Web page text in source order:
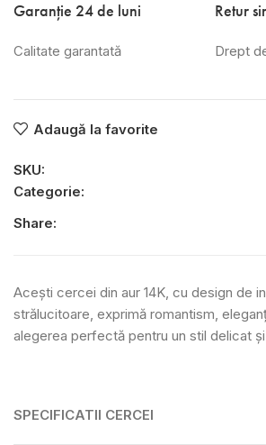
Garanție 24 de luni
Calitate garantată
Retur
Drept
Adaugă la favorite
SKU:
Categorie:
Share:
Acești cercei din aur 14K, cu design de
strălucitoare, exprimă romantism,
alegerea perfectă pentru un stil delicat
SPECIFICATII CERCEI